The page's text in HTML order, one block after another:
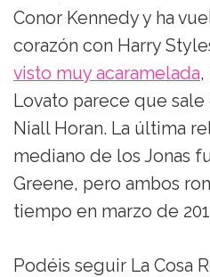
Conor Kennedy y ha
corazón con Harry
visto muy acaramelada,
Lovato parece que
Niall Horan. La última
mediano de los Jonas
Greene, pero ambos
tiempo en marzo de
Podéis seguir La Cosa